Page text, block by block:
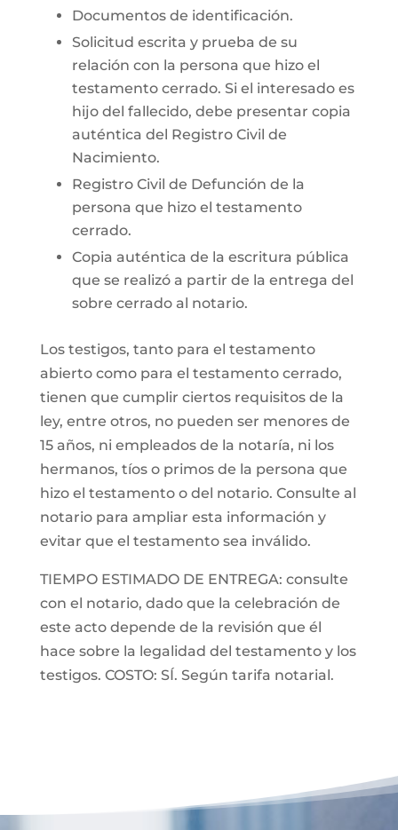
Documentos de identificación.
Solicitud escrita y prueba de su
relación con la persona que hizo el
testamento cerrado. Si el interesado es
hijo del fallecido, debe presentar copia
auténtica del Registro Civil de
Nacimiento.
Registro Civil de Defunción de la
persona que hizo el testamento
cerrado.
Copia auténtica de la escritura pública
que se realizó a partir de la entrega del
sobre cerrado al notario.
Los testigos, tanto para el testamento
abierto como para el testamento cerrado,
tienen que cumplir ciertos requisitos de la
ley, entre otros, no pueden ser menores de
15 años, ni empleados de la notaría, ni los
hermanos, tíos o primos de la persona que
hizo el testamento o del notario. Consulte al
notario para ampliar esta información y
evitar que el testamento sea inválido.
TIEMPO ESTIMADO DE ENTREGA: consulte
con el notario, dado que la celebración de
este acto depende de la revisión que él
hace sobre la legalidad del testamento y los
testigos. COSTO: SÍ. Según tarifa notarial.